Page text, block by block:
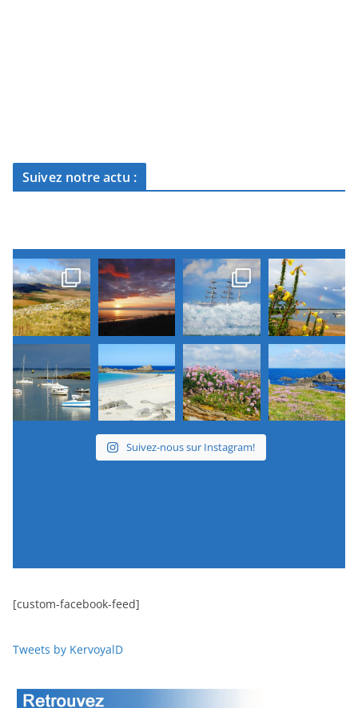
Suivez notre actu :
Suivez-nous sur Instagram!
[custom-facebook-feed]
Tweets by KervoyalD